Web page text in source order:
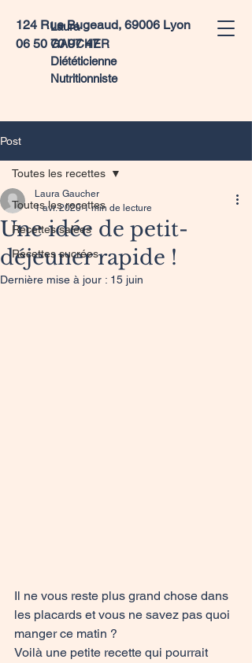
Laura
GAUCHER
Diététicienne
Nutritionniste
124 Rue Bugeaud, 69006 Lyon
06 50 70 97 47
Post
Toutes les recettes
Recettes salées
Recettes sucrées
Toutes les recettes
Une idée de petit-
déjeuner rapide !
Laura Gaucher
1 avr. 2020 1 min de lecture
Dernière mise à jour : 15 juin
Il ne vous reste plus grand chose dans
les placards et vous ne savez pas quoi
manger ce matin ?
Voilà une petite recette qui pourrait